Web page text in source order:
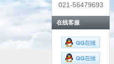
021-56479693
在线客服